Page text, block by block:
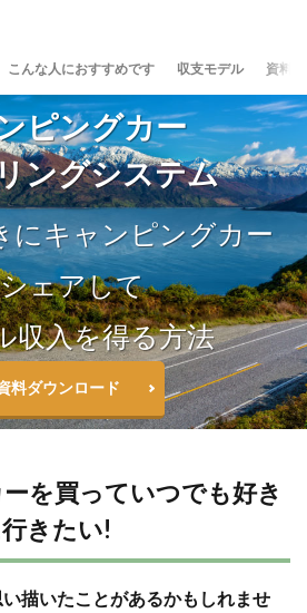
こんな人におすすめです 収支モデル 資料
ピングカー
ングシステム
にキャンピングカー
ェアして
収入を得る方法
料ダウンロード
を買っていつでも好き
きたい!
描いたことがあるかもしれませ